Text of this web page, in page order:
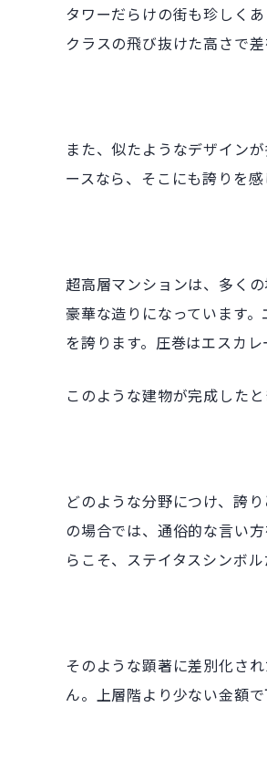
タワーだらけの街も珍しく
クラスの飛び抜けた高さで
また、似たようなデザイン
ースなら、そこにも誇りを感
超高層マンションは、多く
豪華な造りになっています
を誇ります。圧巻はエスカレ
このような建物が完成した
どのような分野につけ、誇
の場合では、通俗的な言い
らこそ、ステイタスシンボ
そのような顕著に差別化さ
ん。上層階より少ない金額